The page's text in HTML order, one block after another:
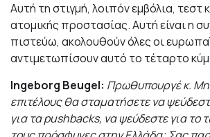
Αυτή τη στιγμή, λοιπόν εμβόλια, τεστ
ατομικής προστασίας. Αυτή είναι η
πιστεύω, ακολουθούν όλες οι
αντιμετωπίσουν αυτό το τέταρτο
Ingeborg Beugel: Πρωθυπουργέ κ.
επιτέλους θα σταματήσετε να
για τα pushbacks, να ψεύδεστε για το